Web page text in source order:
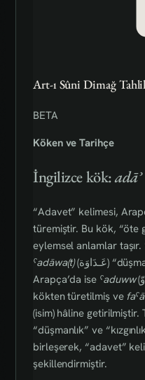
Art-ı Sûni Dimağ
BETA
Köken ve Tarihçe
İngilizce kök:adāʾ
“Adavet” kelimesi,
türemiştir. Bu kök, “öte
eylemsel anlamlar taşır.
ˁadāwa(t)(عَـدَاوَة) “düşmanlık” anlamına gelir.
Arapça’da ise ˁaduww(عَدُوّ) “düşman” sözcüğü, aynı
kökten türetilmiş ve
(isim) hâline
“düşmanlık” ve
birleşerek, “adavet”
şekillendirmiştir.